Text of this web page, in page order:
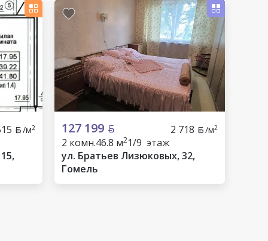
/м2 127 199 2 718 /м2
2 комн.46.8 м21/9 этаж
ул. Братьев Лизюковых, 32,
Гомель